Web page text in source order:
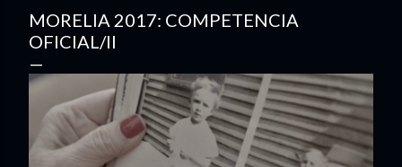
MORELIA 2017: COMPETENCIA
OFICIAL/II